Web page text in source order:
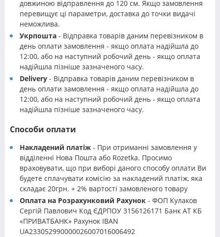
довжиною відправлення до 120 см. Якщо замовлення
перевищує ці параметри, доставка до точки видачі
неможлива.
Укрпошта - Відправка товарів даним перевізником в
день оплати замовлення - якщо оплата надійшла до
12:00, або на наступний робочий день - якщо оплата
надійшла пізніше зазначеного часу.
Delivery - Відправка товарів даним перевізником в
день оплати замовлення - якщо оплата надійшла до
12:00, або на наступний робочий день - якщо оплата
надійшла пізніше зазначеного часу.
Способи оплати
Накладений платіж - При отриманні замовлення у
відділенні Нова Пошта або Rozetka. Просимо
враховувати, що при виборі даного способу оплати Ви
будете сплачувати комісію за накладений платіж, яка
складає 20грн. + 2% вартості замовленого товару
Оплата на Розрахунковий Рахунок - ФОП Кулаков
Сергій Павлович Код ЄДРПОУ 3156126171 Банк АТ КБ
«ПРИВАТБАНК» Рахунок IBAN
UA233052990000026007016006492